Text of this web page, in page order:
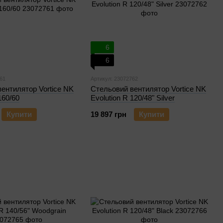
Vortice NK
60
Купити
6
6
Артикул: 23072762
Стельовий вентилятор Vortice NK
Evolution R 120/48" Silver
19 897 грн
Купити